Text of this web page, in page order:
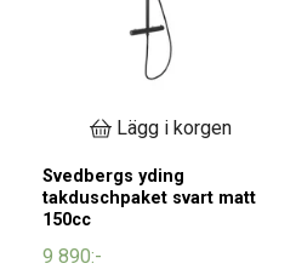
Lägg i korgen
Svedbergs yding
takduschpaket svart matt
150cc
9 890:-